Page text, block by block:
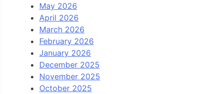
May 2026
April 2026
March 2026
February 2026
January 2026
December 2025
November 2025
October 2025